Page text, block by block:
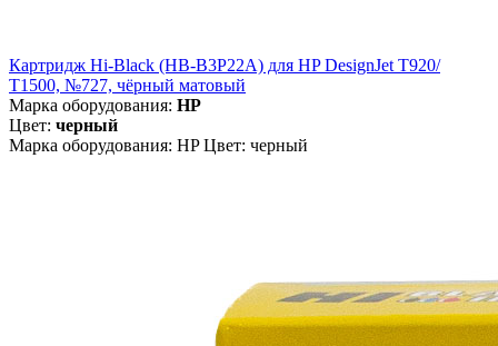
Картридж Hi-Black (HB-B3P22A) для HP DesignJet T920/
T1500, №727, чёрный матовый
Марка оборудования: HP
Цвет: черный
Марка оборудования: HP Цвет: черный